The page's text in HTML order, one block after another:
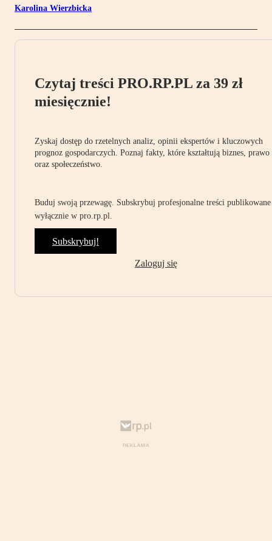
Karolina Wierzbicka
Czytaj treści PRO.RP.PL za 39 zł
miesięcznie!
Zyskaj dostęp do rzetelnych analiz, opinii ekspertów i kluczowych
prognoz gospodarczych. Poznaj fakty, które kształtują biznes, prawo
oraz społeczeństwo.
Buduj swoją przewagę. Subskrybuj profesjonalne treści publikowane
wyłącznie w pro.rp.pl.
Subskrybuj!
Zaloguj się